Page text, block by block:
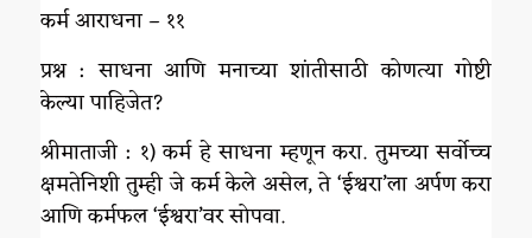
कर्म आराधना – ११
प्रश्न : साधना आणि मनाच्या शांतीसाठी कोणत्या गोष्टी
केल्या पाहिजेत?
श्रीमाताजी : १) कर्म हे साधना म्हणून करा. तुमच्या सर्वोच्च
क्षमतेनिशी तुम्ही जे कर्म केले असेल, ते ‘ईश्वरा’ला अर्पण करा
आणि कर्मफल ‘ईश्वरा’वर सोपवा.